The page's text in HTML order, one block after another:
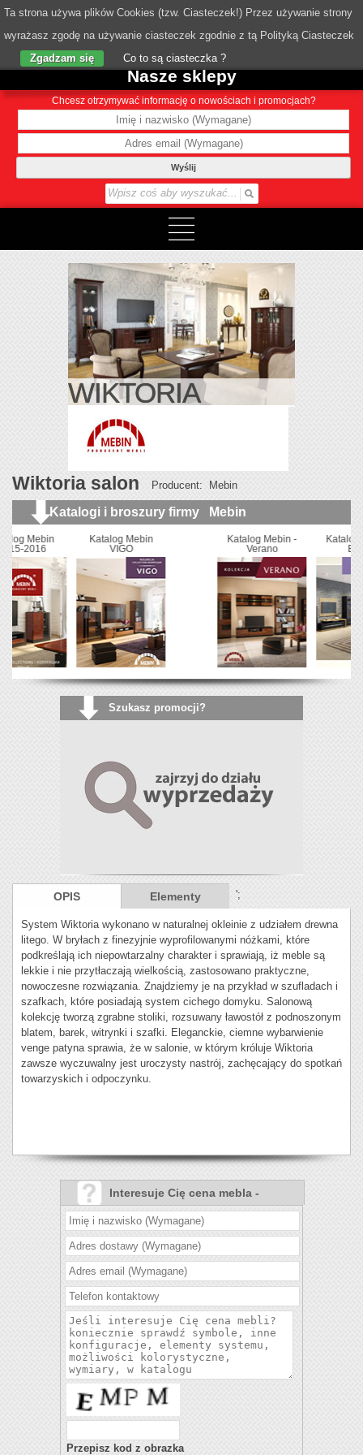
o Nas
Nasze sklepy
Chcesz otrzymywać informację o nowościach i promocjach?
Wyślij
WIKTORIA
Wiktoria salon Producent: Mebin
Katalogi i broszury firmy Mebin
Mebin
VIGO
Katalog Mebin -
Katalog Mebin -
Elisse
Katalog
Katalog Mebin 2013
Szukasz promocji?
OPIS Elementy ';
System Wiktoria wykonano w naturalnej okleinie z udziałem drewna
litego. W bryłach z finezyjnie wyprofilowanymi nóżkami, które
podkreślają ich niepowtarzalny charakter i sprawiają, iż meble są
lekkie i nie przytłaczają wielkością, zastosowano praktyczne,
nowoczesne rozwiązania. Znajdziemy je na przykład w szufladach i
szafkach, które posiadają system cichego domyku. Salonową
kolekcję tworzą zgrabne stoliki, rozsuwany ławostół z podnoszonym
blatem, barek, witrynki i szafki. Eleganckie, ciemne wybarwienie
venge patyna sprawia, że w salonie, w którym króluje Wiktoria
zawsze wyczuwalny jest uroczysty nastrój, zachęcający do spotkań
towarzyskich i odpoczynku.
Interesuje Cię cena mebla -
Wiktoria salon?
Przepisz kod z obrazka
Ta strona używa plików Cookies (tzw. Ciasteczek!) Przez używanie strony
wyrażasz zgodę na używanie ciasteczek zgodnie z tą Polityką Ciasteczek
Zgadzam się
Co to są ciasteczka ?